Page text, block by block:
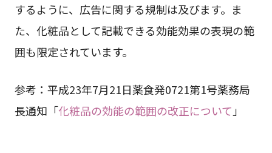
するように、広告に関する規制は及びます。ま
た、化粧品として記載できる効能効果の表現の範
囲も限定されています。
参考：平成23年7月21日薬食発0721第1号薬務局
長通知「化粧品の効能の範囲の改正について 」